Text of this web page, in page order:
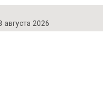
августа 2026